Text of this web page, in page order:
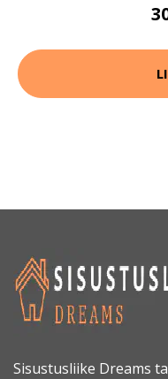
Sisustusliike Dreams